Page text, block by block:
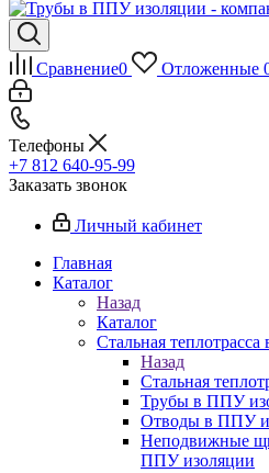
Сравнение0 Отложенные
Телефоны
+7 812 640-95-99
Заказать звонок
Личный кабинет
Главная
Каталог
Назад
Каталог
Стальная
Назад
Стальная
Трубы в ППУ
Отводы в ППУ
Неподвижные
ППУ изоляции